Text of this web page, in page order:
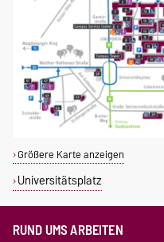
Größere Karte anzeigen
Universitätsplatz
RUND UMS ARBEITEN